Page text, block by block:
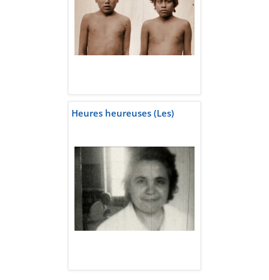
Heures heureuses (Les)